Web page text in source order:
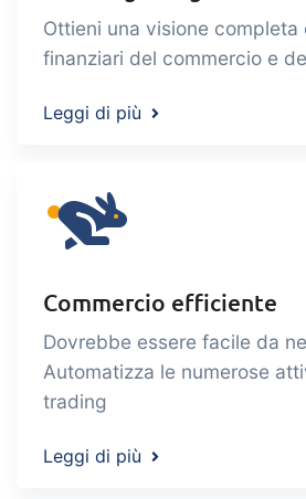
Ottieni una visione completa
finanziari del commercio e
Leggi di più
Commercio efficiente
Dovrebbe essere facile da
Automatizza le numerose
trading
Leggi di più